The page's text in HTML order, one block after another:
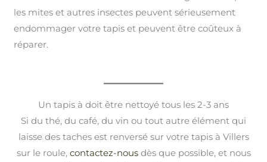
les mites et autres insectes peuvent sérieusement
endommager votre tapis et peuvent être coûteux à
réparer.
Un tapis à doit être nettoyé tous les 2-3 ans
Si du thé, du café, du vin ou tout autre élément qui
laisse des taches est renversé sur votre tapis à Villers
sur le roule, contactez-nousdès que possible, et nous